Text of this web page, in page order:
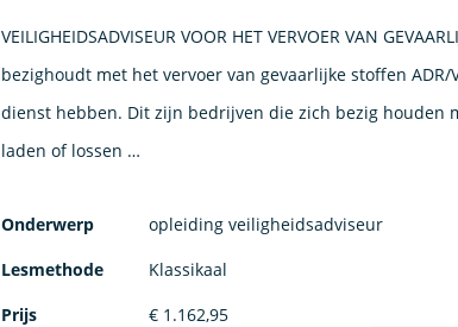
VEILIGHEIDSADVISEUR VOOR HET VERVOER VAN
bezighoudt met het vervoer van gevaarlijke stoffen
dienst hebben. Dit zijn bedrijven die zich bezig houden
laden of lossen …
Onderwerp
opleiding veiligheidsadviseur
Lesmethode
Klassikaal
Prijs
€ 1.162,95